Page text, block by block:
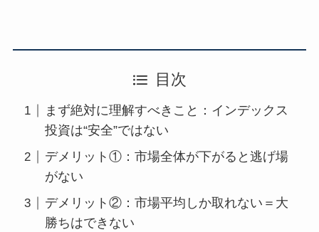
目次
まず絶対に理解すべきこと：インデックス
投資は“安全”ではない
デメリット①：市場全体が下がると逃げ場
がない
デメリット②：市場平均しか取れない＝大
勝ちはできない